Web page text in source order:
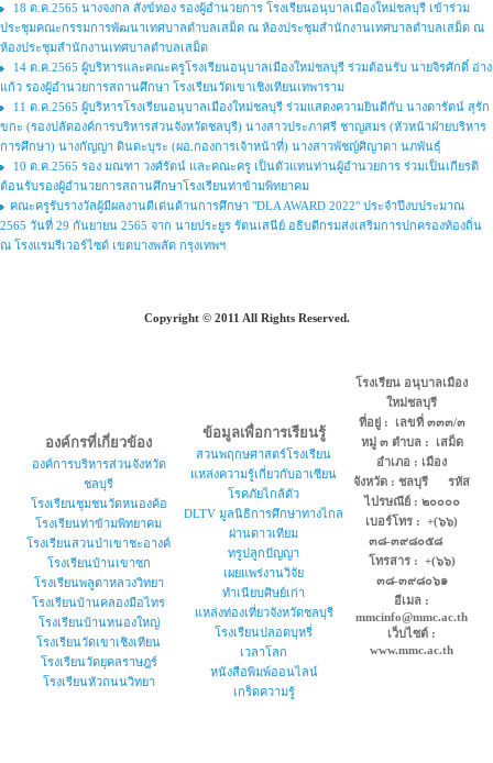
18 ต.ค.2565 นางจงกล สังข์ทอง รองผู้อำนวยการ โรงเรียนอนุบาลเมืองใหม่ชลบุรี เข้าร่วม
ประชุมคณะกรรมการพัฒนาเทศบาลตำบลเสม็ด ณ ห้องประชุมสำนักงานเทศบาลตำบลเสม็ด ณ
ห้องประชุมสำนักงานเทศบาลตำบลเสม็ด
14 ต.ค.2565 ผู้บริหารและคณะครูโรงเรียนอนุบาลเมืองใหม่ชลบุรี ร่วมต้อนรับ นายจิรศักดิ์ อ่าง
แก้ว รองผู้อำนวยการสถานศึกษา โรงเรียนวัดเขาเชิงเทียนเทพาราม
11 ต.ค.2565 ผู้บริหารโรงเรียนอนุบาลเมืองใหม่ชลบุรี ร่วมแสดงความยินดีกับ นางดารัตน์ สุรัก
ขกะ (รองปลัดองค์การบริหารส่วนจังหวัดชลบุรี) นางสาวประภาศรี ชาญสมร (หัวหน้าฝ่ายบริหาร
การศึกษา) นางกัญญา ดินดะบุระ (ผอ.กองการเจ้าหน้าที่) นางสาวพัชญ์ศิญาดา นภพันธุ์
10 ต.ค.2565 รอง มณฑา วงศ์รัตน์ และคณะครู เป็นตัวแทนท่านผู้อำนวยการ ร่วมเป็นเกียรติ
ต้อนรับรองผู้อำนวยการสถานศึกษาโรงเรียนท่าข้ามพิทยาคม
คณะครูรับรางวัลผู้มีผลงานดีเด่นด้านการศึกษา "DLA AWARD 2022" ประจำปีงบประมาณ
2565 วันที่ 29 กันยายน 2565 จาก นายประยูร รัตนเสนีย์ อธิบดีกรมส่งเสริมการปกครองท้องถิ่น
ณ โรงแรมรีเวอร์ไซด์ เขตบางพลัด กรุงเทพฯ
Copyright © 2011 All Rights Reserved.
องค์กรที่เกี่ยวข้อง
องค์การบริหารส่วนจังหวัด
ชลบุรี
โรงเรียนชุมชนวัดหนองค้อ
โรงเรียนท่าข้ามพิทยาคม
โรงเรียนสวนป่าเขาชะอางค์
โรงเรียนบ้านเขาซก
โรงเรียนพลูตาหลวงวิทยา
โรงเรียนบ้านคลองมือไทร
โรงเรียนบ้านหนองใหญ่
โรงเรียนวัดเขาเชิงเทียน
โรงเรียนวัดยุคลราษฎร์
โรงเรียนหัวถนนวิทยา
ข้อมูลเพื่อการเรียนรู้
สวนพฤกษศาสตร์โรงเรียน
แหล่งความรู้เกี่ยวกับอาเซียน
โรคภัยไกล้ตัว
DLTV มูลนิธิการศึกษาทางไกล
ผ่านดาวเทียม
ทรูปลูกปัญญา
เผยแพร่งานวิจัย
ทำเนียบศิษย์เก่า
แหล่งท่องเที่ยวจังหวัดชลบุรี
โรงเรียนปลอดบุหรี่
เวลาโลก
หนังสือพิมพ์ออนไลน์
เกร็ดความรู้
โรงเรียน อนุบาลเมือง
ใหม่ชลบุรี
ที่อยู่ : เลขที่ ๓๓๓/๓
หมู่ ๓ ตำบล : เสม็ด
อำเภอ : เมือง
จังหวัด : ชลบุรี รหัส
ไปรษณีย์ : ๒๐๐๐๐
เบอร์โทร : +(๖๖)
๓๘-๓๙๘๐๕๘
โทรสาร : +(๖๖)
๓๘-๓๙๘๐๖๑
อีเมล :
mmcinfo@mmc.ac.th
เว็บไซต์ :
www.mmc.ac.th